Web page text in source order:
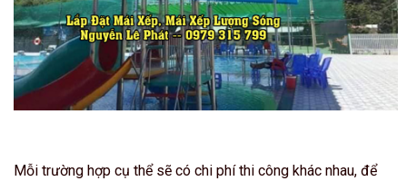
Mỗi trường hợp cụ thể sẽ có chi phí thi công khác nhau, để